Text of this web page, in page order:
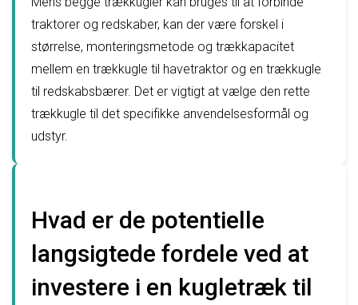
traktorer og redskaber, kan der være forskel i
størrelse, monteringsmetode og trækkapacitet
mellem en trækkugle til havetraktor og en trækkugle
til redskabsbærer. Det er vigtigt at vælge den rette
trækkugle til det specifikke anvendelsesformål og
udstyr.
Hvad er de potentielle
langsigtede fordele ved at
investere i en kugletræk til